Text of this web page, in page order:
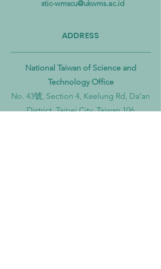
hingga Laut
stic-wmscu@ukwms.ac.id
ADDRESS
National Taiwan of Science and
Technology Office
No. 43號, Section 4, Keelung Rd, Da’an
District, Taipei City, Taiwan 106